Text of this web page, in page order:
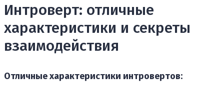
Интроверт: отличные
характеристики и секреты
взаимодействия
Отличные характеристики интровертов: